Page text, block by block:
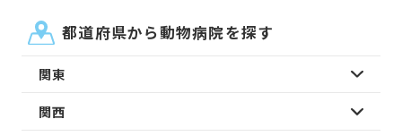
都道府県から動物病院を探す
関東
関西